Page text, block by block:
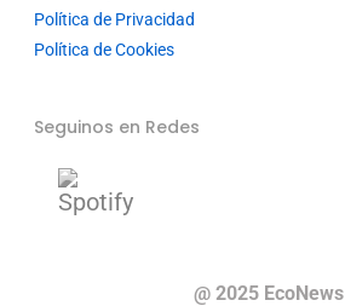
Política de Privacidad
Política de Cookies
Seguinos en Redes
@ 2025 EcoNews